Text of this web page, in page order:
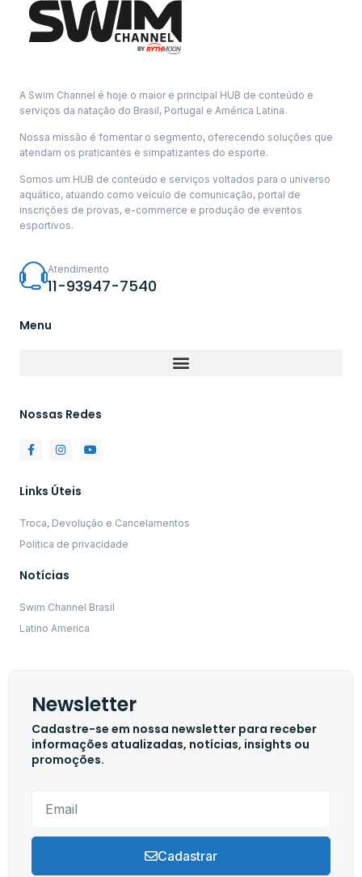
A Swim Channel é hoje o maior e principal HUB de conteúdo e
serviços da natação do Brasil, Portugal e América Latina.
Nossa missão é fomentar o segmento, oferecendo soluções que
atendam os praticantes e simpatizantes do esporte.
Somos um HUB de conteúdo e serviços voltados para o universo
aquático, atuando como veículo de comunicação, portal de
inscrições de provas, e-commerce e produção de eventos
esportivos.
Atendimento
11-93947-7540
Menu
Nossas Redes
Links Úteis
Troca, Devolução e Cancelamentos
Política de privacidade
Notícias
Swim Channel Brasil
Latino America
Newsletter
Cadastre-se em nossa newsletter para receber
informações atualizadas, notícias, insights ou
promoções.
Cadastrar